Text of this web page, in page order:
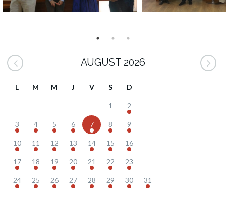
AUGUST 2026
L M M J V S D
1 2
3 4 5 6 7 8 9
10 11 12 13 14 15 16
17 18 19 20 21 22 23
24 25 26 27 28 29 30 31